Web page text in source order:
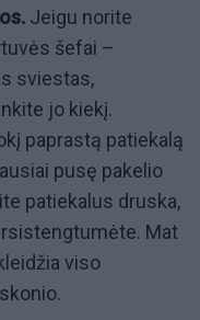
Jeigu norite
šefai –
sviestas,
jo kiekį.
paprastą patiekalą
pusę pakelio
patiekalus druska,
Mat
viso